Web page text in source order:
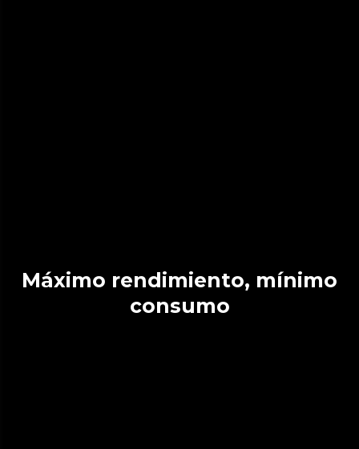
Máximo rendimiento, mínimo
consumo